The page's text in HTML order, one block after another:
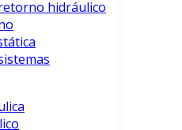
hidráulico